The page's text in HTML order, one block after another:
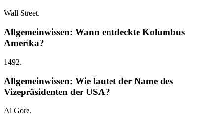
Wall Street.
Allgemeinwissen: Wann entdeckte Kolumbus
Amerika?
1492.
Allgemeinwissen: Wie lautet der Name des
Vizepräsidenten der USA?
Al Gore.